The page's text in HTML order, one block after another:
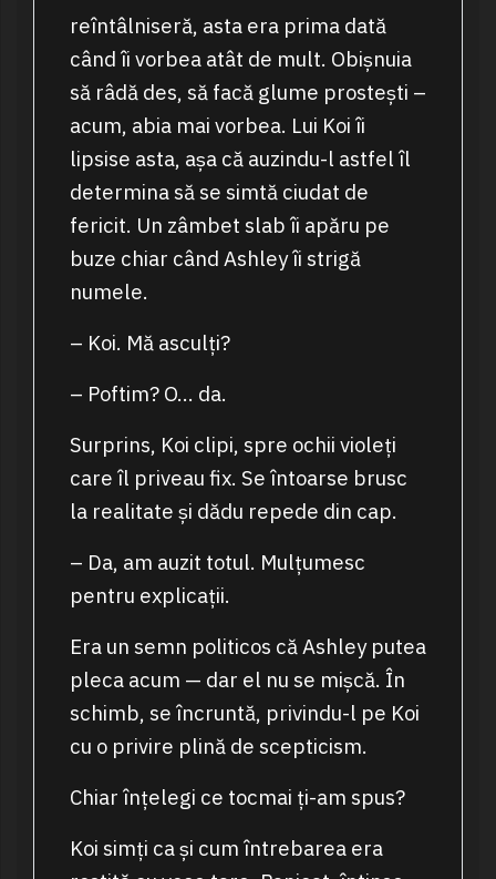
reîntâlniseră, asta era prima dată
când îi vorbea atât de mult. Obișnuia
să râdă des, să facă glume prostești –
acum, abia mai vorbea. Lui Koi îi
lipsise asta, așa că auzindu-l astfel îl
determina să se simtă ciudat de
fericit. Un zâmbet slab îi apăru pe
buze chiar când Ashley îi strigă
numele.
– Koi. Mă asculți?
– Poftim? O… da.
Surprins, Koi clipi, spre ochii violeți
care îl priveau fix. Se întoarse brusc
la realitate și dădu repede din cap.
– Da, am auzit totul. Mulțumesc
pentru explicații.
Era un semn politicos că Ashley putea
pleca acum — dar el nu se mișcă. În
schimb, se încruntă, privindu-l pe Koi
cu o privire plină de scepticism.
Chiar înțelegi ce tocmai ți-am spus?
Koi simți ca și cum întrebarea era